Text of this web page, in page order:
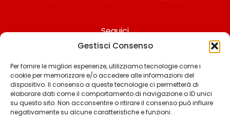
Gestisci Consenso
Per fornire le migliori esperienze, utilizziamo tecnologie come i
cookie per memorizzare e/o accedere alle informazioni del
dispositivo. Il consenso a queste tecnologie ci permetterà di
elaborare dati come il comportamento di navigazione o ID unici
su questo sito. Non acconsentire o ritirare il consenso può influire
negativamente su alcune caratteristiche e funzioni.
Seguici
Chi siamo
Contattaci
Termini & Condizioni